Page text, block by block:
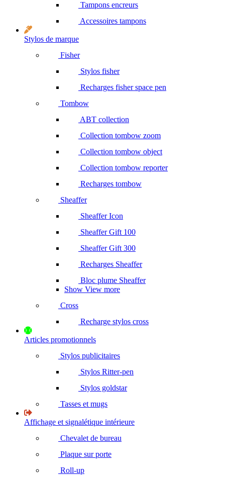
Tampons encreurs
Accessoires tampons
Stylos de marque
Fisher
Stylos fisher
Recharges fisher space pen
Tombow
ABT collection
Collection tombow zoom
Collection tombow object
Collection tombow reporter
Recharges tombow
Sheaffer
Sheaffer Icon
Sheaffer Gift 100
Sheaffer Gift 300
Recharges Sheaffer
Bloc plume Sheaffer
Show View more
Cross
Recharge stylos cross
Articles promotionnels
Stylos publicitaires
Stylos Ritter-pen
Stylos goldstar
Tasses et mugs
Affichage et signalétique intérieure
Chevalet de bureau
Plaque sur porte
Roll-up